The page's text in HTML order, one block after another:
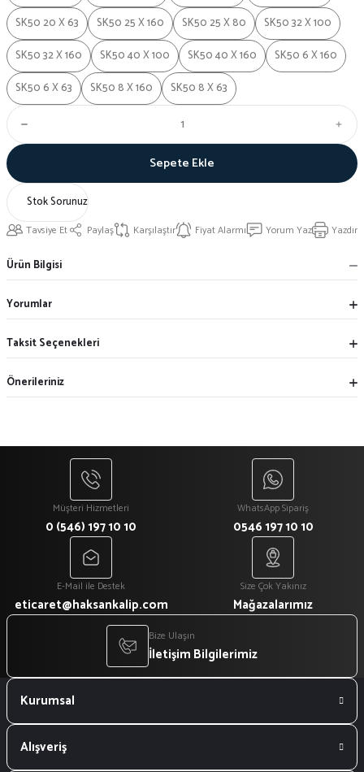
SK50 20 X 63
SK50 25 X 160 SK50 25 X 80
SK50 32 X 100
SK50 32 X 160
SK50 40 X 100 SK50 40 X 160
SK50 6 X 160
SK50 6 X 63
SK50 8 X 160 SK50 8 X 63
Sepete Ekle
Stok Sorunuz
Tavsiye Et Paylaş Karşılaştır Fiyat Alarmı Yorum Yaz Yazdır
Ürün Bilgisi
Yorumlar
Taksit Seçenekleri
Önerileriniz
Müşteri Hizmetleri
0 (546) 197 10 10
WhatsApp Sipariş
0546 197 10 10
E-Mail ile Destek
eticaret@haksankalip.com
Size Çok Yakınız
Mağazalarımız
Bize Ulaşın
İletişim Bilgilerimiz
Kurumsal
Alışveriş